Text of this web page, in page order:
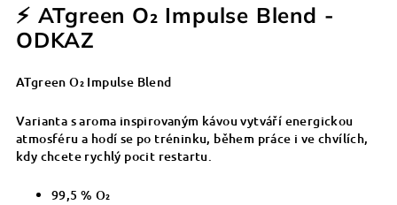
⚡ ATgreen O₂ Impulse Blend -
ODKAZ
ATgreen O₂ Impulse Blend
Varianta s aroma inspirovaným kávou vytváří energickou
atmosféru a hodí se po tréninku, během práce i ve chvílích,
kdy chcete rychlý pocit restartu.
99,5 % O₂